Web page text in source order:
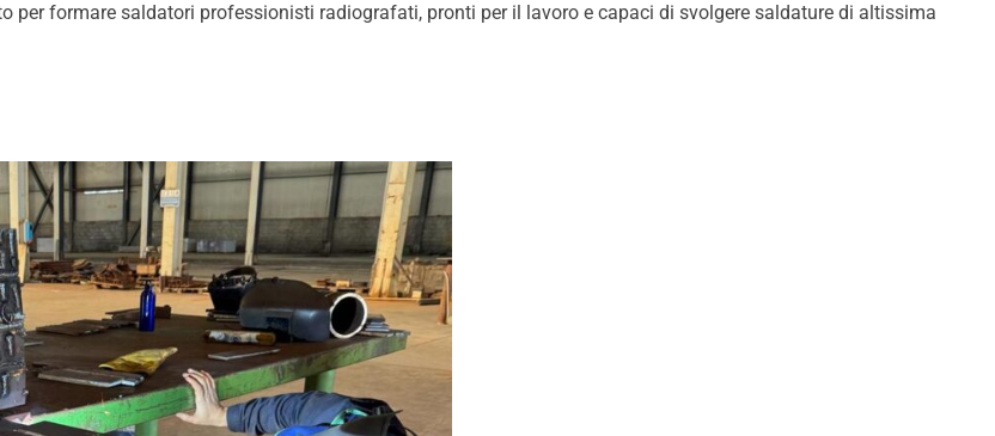
per formare saldatori professionisti radiografati, pronti per il lavoro e capaci di svolgere saldature di altissima